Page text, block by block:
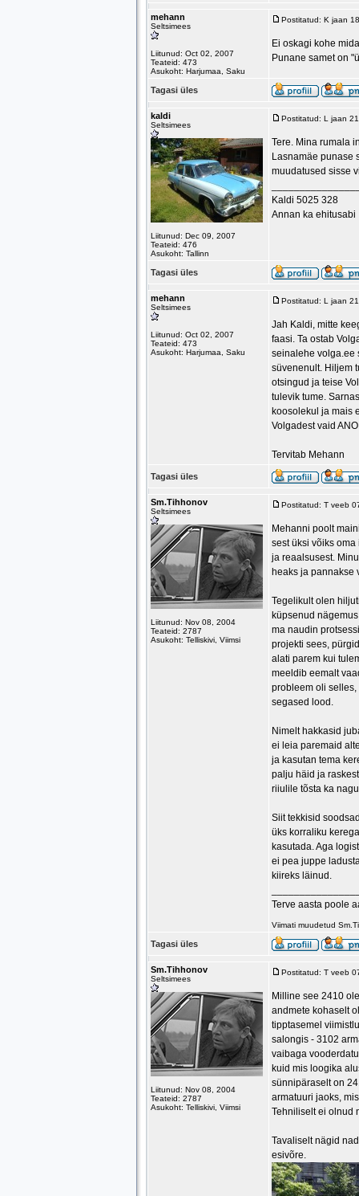
mehann
Seltsimees
Liitunud: Oct 02, 2007
Teateid: 473
Asukoht: Harjumaa, Saku
Postitatud: K jaan
Ei oskagi kohe
Punane samet on
Tagasi üles
kaldi
Seltsimees
Liitunud: Dec 09, 2007
Teateid: 476
Asukoht: Tallinn
Postitatud: L jaan
Tere. Mina rumala
Lasnamäe punase
muudatused sisse
Kaldi 5025 328
Annan ka ehitusabi
Tagasi üles
mehann
Seltsimees
Liitunud: Oct 02, 2007
Teateid: 473
Asukoht: Harjumaa, Saku
Postitatud: L jaan
Jah Kaldi, mitte
faasi. Ta ostab
seinalehe volga.ee
süvenenult. Hiljem
otsingud ja teise
tulevik tume.
koosolekul ja mais
Volgadest vaid
Tervitab Mehann
Tagasi üles
Sm.Tihhonov
Seltsimees
Liitunud: Nov 08, 2004
Teateid: 2787
Asukoht: Telliskivi, Viimsi
Postitatud: T veeb
Mehanni poolt
sest üksi võiks
ja reaalsusest.
heaks ja pannakse
Tegelikult olen
küpsenud
ma naudin
projekti sees,
alati parem kui
meeldib eemalt
probleem oli
segased lood.
Nimelt hakkasid
ei leia paremaid
ja kasutan tema
palju häid ja
riiulile tõsta ka
Siit tekkisid
üks korraliku
kasutada. Aga
ei pea juppe
kiireks läinud.
Terve aasta poole
Viimati muudetud
Tagasi üles
Sm.Tihhonov
Seltsimees
Liitunud: Nov 08, 2004
Teateid: 2787
Asukoht: Telliskivi, Viimsi
Postitatud: T veeb
Milline see 2410
andmete kohaselt
tipptasemel
salongis - 3102
vaibaga
kuid mis loogika
sünnipäraselt on
armatuuri jaoks,
Tehniliselt ei olnud
Tavaliselt nägid
esivõre.